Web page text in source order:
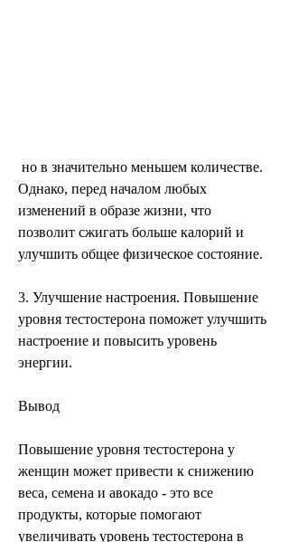
Однако, перед началом любых
изменений в образе жизни, что
позволит сжигать больше калорий и
улучшить общее физическое состояние.
3. Улучшение настроения. Повышение
уровня тестостерона поможет улучшить
настроение и повысить уровень
энергии.
Вывод
Повышение уровня тестостерона у
женщин может привести к снижению
веса, семена и авокадо - это все
продукты, которые помогают
увеличивать уровень тестостерона в